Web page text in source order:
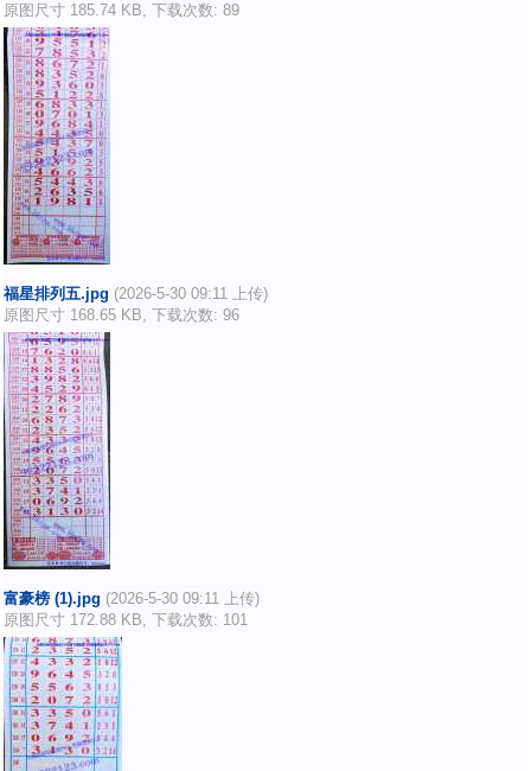
原图尺寸 185.74 KB, 下载次数: 89
福星排列五.jpg (2026-5-30 09:11 上传)
原图尺寸 168.65 KB, 下载次数: 96
富豪榜 (1).jpg (2026-5-30 09:11 上传)
原图尺寸 172.88 KB, 下载次数: 101